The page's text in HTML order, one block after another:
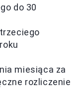
do 30
miesiąca za
rozliczenie